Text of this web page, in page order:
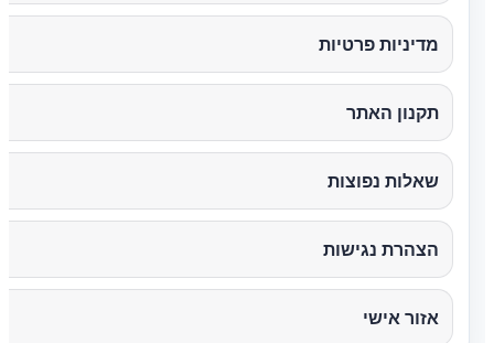
מדיניות פרטיות
תקנון האתר
שאלות נפוצות
הצהרת נגישות
אזור אישי